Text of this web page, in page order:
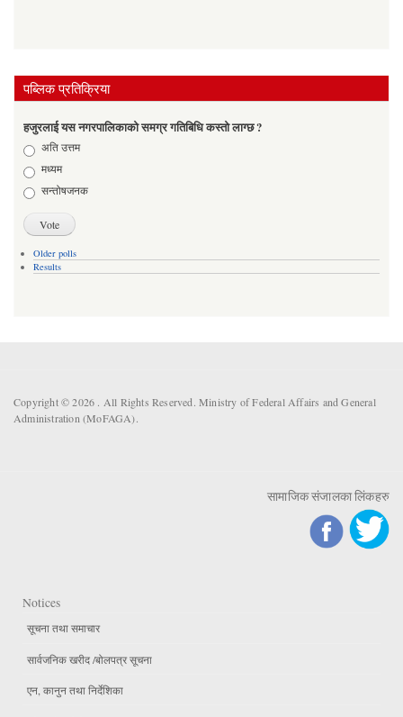
पब्लिक प्रतिक्रिया
हजुरलाई यस नगरपालिकाको समग्र गतिबिधि कस्तो लाग्छ ?
Choicesअति उत्तम
मध्यम
सन्तोषजनक
Older polls
Results
Copyright © 2026 . All Rights Reserved. Ministry of Federal Affairs and General
Administration (MoFAGA).
सामाजिक संजालका लिंकहरु
Notices
सूचना तथा समाचार
सार्वजनिक खरीद /बोलपत्र सूचना
एन, कानुन तथा निर्देशिका